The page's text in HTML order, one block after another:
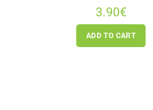
3.90€
ADD TO CART